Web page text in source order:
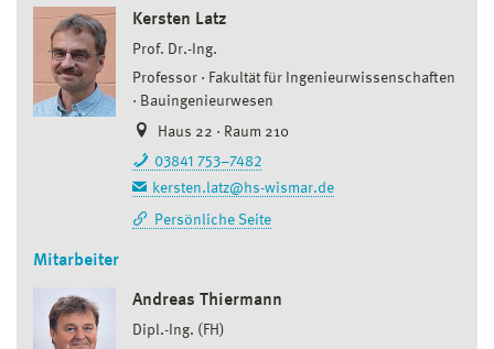
Kersten Latz
Prof. Dr.-Ing.
Professor
Fakultät für Ingenieurwissenschaften
Bauingenieurwesen
Haus 22 · Raum 210
03841 753–7482
kersten.latz@hs-wismar.de
Persönliche Seite
Mitarbeiter
Andreas Thiermann
Dipl.-Ing. (FH)